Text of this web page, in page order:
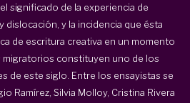
significado de la experiencia de
dislocación, y la incidencia que ésta
de escritura creativa en un momento
migratorios constituyen uno de los
de este siglo. Entre los ensayistas se
Ramírez, Silvia Molloy, Cristina Rivera